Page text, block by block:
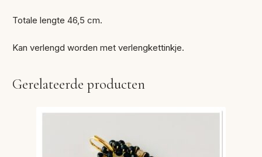
Totale lengte 46,5 cm.
Kan verlengd worden met verlengkettinkje.
Gerelateerde producten